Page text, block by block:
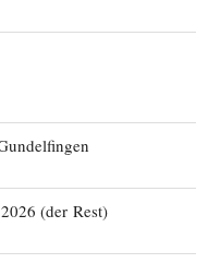
(der Rest)